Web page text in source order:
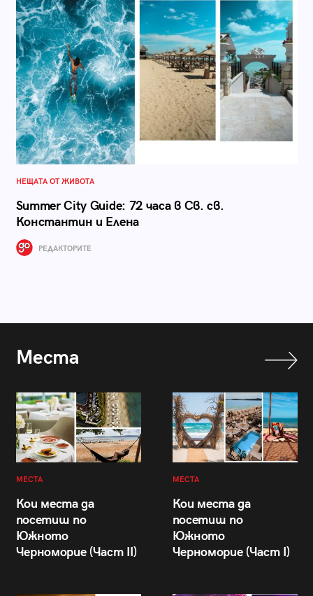
НЕЩАТА ОТ ЖИВОТА
Summer City Guide: 72 часа в Св. св.
Константин и Елена
РЕДАКТОРИТЕ
Места
МЕСТА
Кои места да
посетиш по
Южното
Черноморие (Част II)
МЕСТА
Кои места да
посетиш по
Южното
Черноморие (Част I)